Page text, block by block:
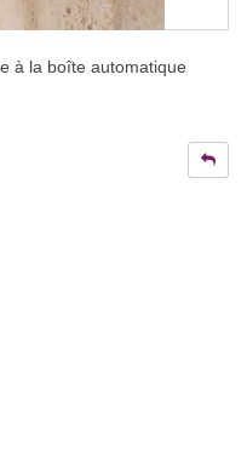
à la boîte automatique